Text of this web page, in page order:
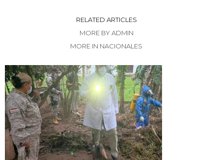
RELATED ARTICLES
MORE BY ADMIN
MORE IN NACIONALES